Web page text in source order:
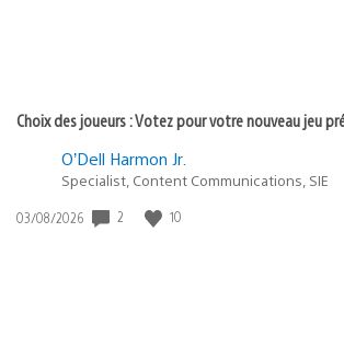
Choix des joueurs : Votez pour votre nouveau jeu
O’Dell Harmon Jr.
Specialist, Content Communications, SIE
Date
03/08/2026 2 10